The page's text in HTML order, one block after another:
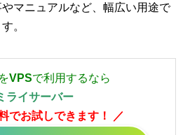
マニュアルなど、幅広い用途で
。
をVPSで利用するなら
ライサーバー
でお試しできます！ ／